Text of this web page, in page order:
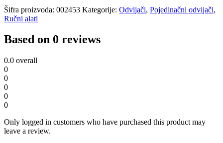
Šifra proizvoda: 002453 Kategorije: Odvijači, Pojedinačni odvijači,
Ručni alati
Based on 0 reviews
0.0 overall
0
0
0
0
0
Only logged in customers who have purchased this product may
leave a review.